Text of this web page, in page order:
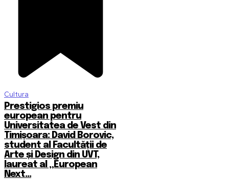
Cultura
Prestigios premiu
european pentru
Universitatea de Vest din
Timișoara: David Borovic,
student al Facultății de
Arte și Design din UVT,
laureat al „European
Next...